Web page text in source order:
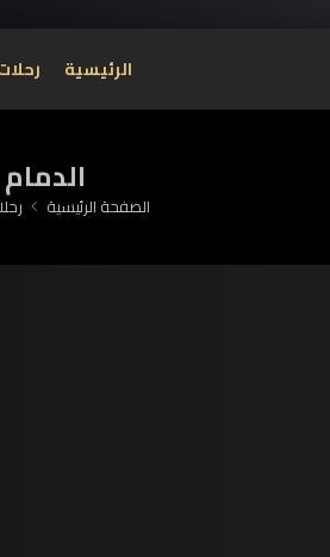
الرئيسية
الدمام
الصفحة الرئيسية